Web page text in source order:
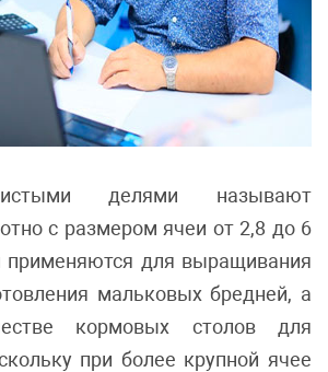
делями называют
с размером ячеи от 2,8 до 6
применяются для выращивания
мальковых бредней, а
кормовых столов для
при более крупной ячее